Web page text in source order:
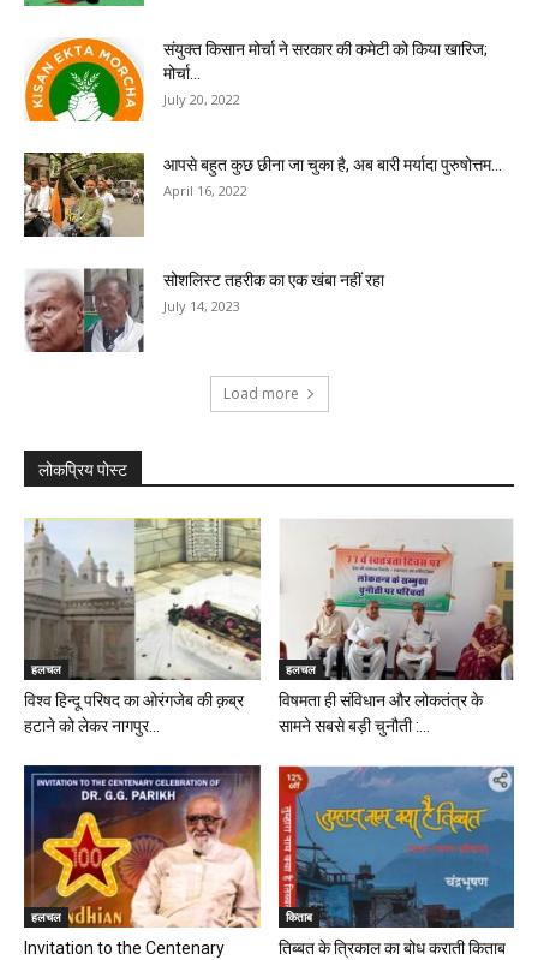
संयुक्त किसान मोर्चा ने सरकार की कमेटी को किया खारिज;
मोर्चा...
July 20, 2022
आपसे बहुत कुछ छीना जा चुका है, अब बारी मर्यादा पुरुषोत्तम...
April 16, 2022
सोशलिस्ट तहरीक का एक खंबा नहीं रहा
July 14, 2023
Load more
लोकप्रिय पोस्ट
हलचल
विश्व हिन्दू परिषद का ओरंगजेब की क़ब्र
हटाने को लेकर नागपुर...
हलचल
विषमता ही संविधान और लोकतंत्र के
सामने सबसे बड़ी चुनौती :...
हलचल
Invitation to the Centenary
किताब
तिब्बत के त्रिकाल का बोध कराती किताब